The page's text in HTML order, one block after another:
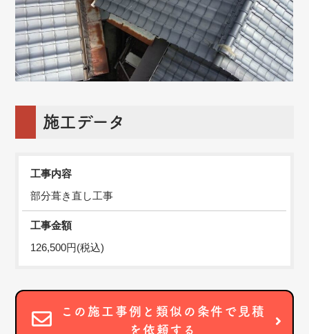
施工データ
工事内容
部分葺き直し工事
工事金額
126,500円(税込)
この施工事例と類似の条件で見積
を依頼する